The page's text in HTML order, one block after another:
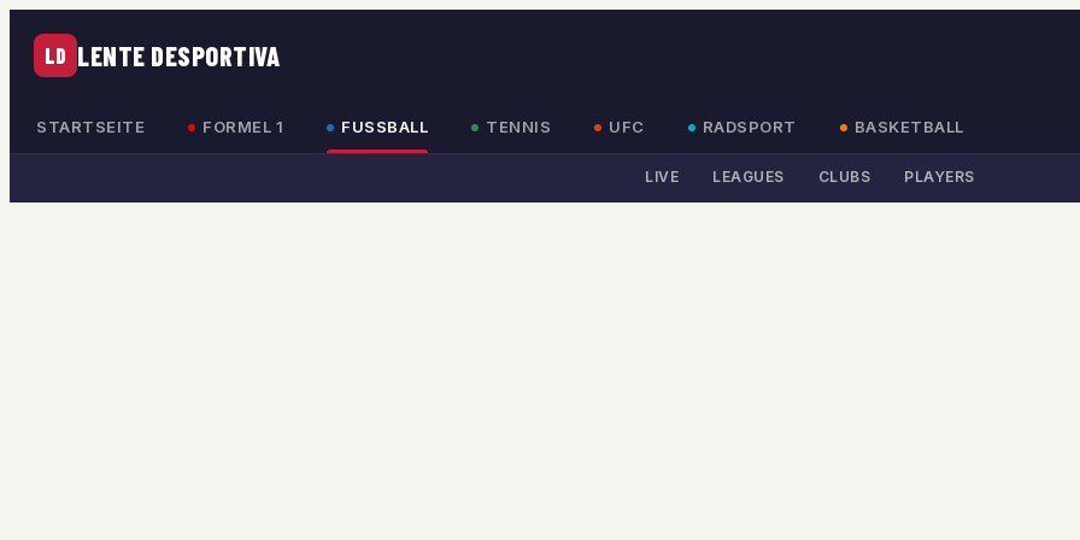
LD LENTE DESPORTIVA
STARTSEITE FORMEL 1 FUSSBALL TENNIS UFC RADSPORT BASKETBALL
LIVE LEAGUES CLUBS PLAYERS